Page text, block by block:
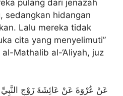
pulang dari jenazah
sedangkan hidangan
Lalu mereka tidak
cita yang menyelimuti”
Mathalib al-‘Aliyah, juz
عَنْ عُرْوَةَ عَنْ عَائِشَةَ زَوْجِ النَّبِيِّ